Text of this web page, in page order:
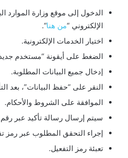
الدخول إلى موقع وزارة الموارد
الإلكتروني “من هنا“.
اختيار الخدمات الإلكترونية.
الضغط على أيقونة “مستخدم
إدخال جميع البيانات المطلوبة.
النقر على “حفظ البيانات”، بعد
الموافقة على الشروط والأحكام.
سيتم إرسال رسالة تأكيد عبر
إجراء التحقق المطلوب عبر رمز
تعبئة رمز التفعيل.